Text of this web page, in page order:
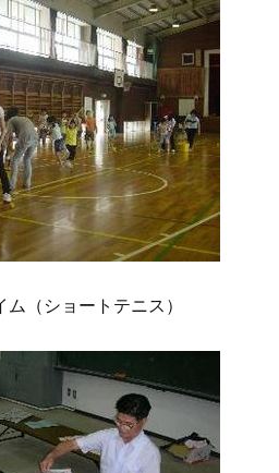
（ショートテニス）